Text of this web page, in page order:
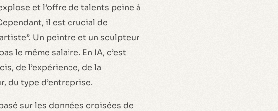
et l’offre de talents peine à
il est crucial de
Un peintre et un sculpteur
le même salaire. En IA, c’est
de l’expérience, de la
du type d’entreprise.
sur les données croisées de